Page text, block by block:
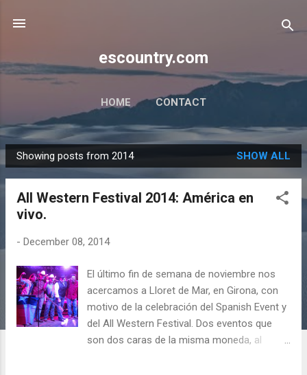
escountry.com
HOME CONTACT
P
o
Showing posts from 2014 SHOW ALL
All Western Festival 2014: América en
vivo.
- December 08, 2014
El último fin de semana de noviembre nos
acercamos a Lloret de Mar, en Girona, con
motivo de la celebración del Spanish Event y
del All Western Festival. Dos eventos que
son dos caras de la misma moneda, al